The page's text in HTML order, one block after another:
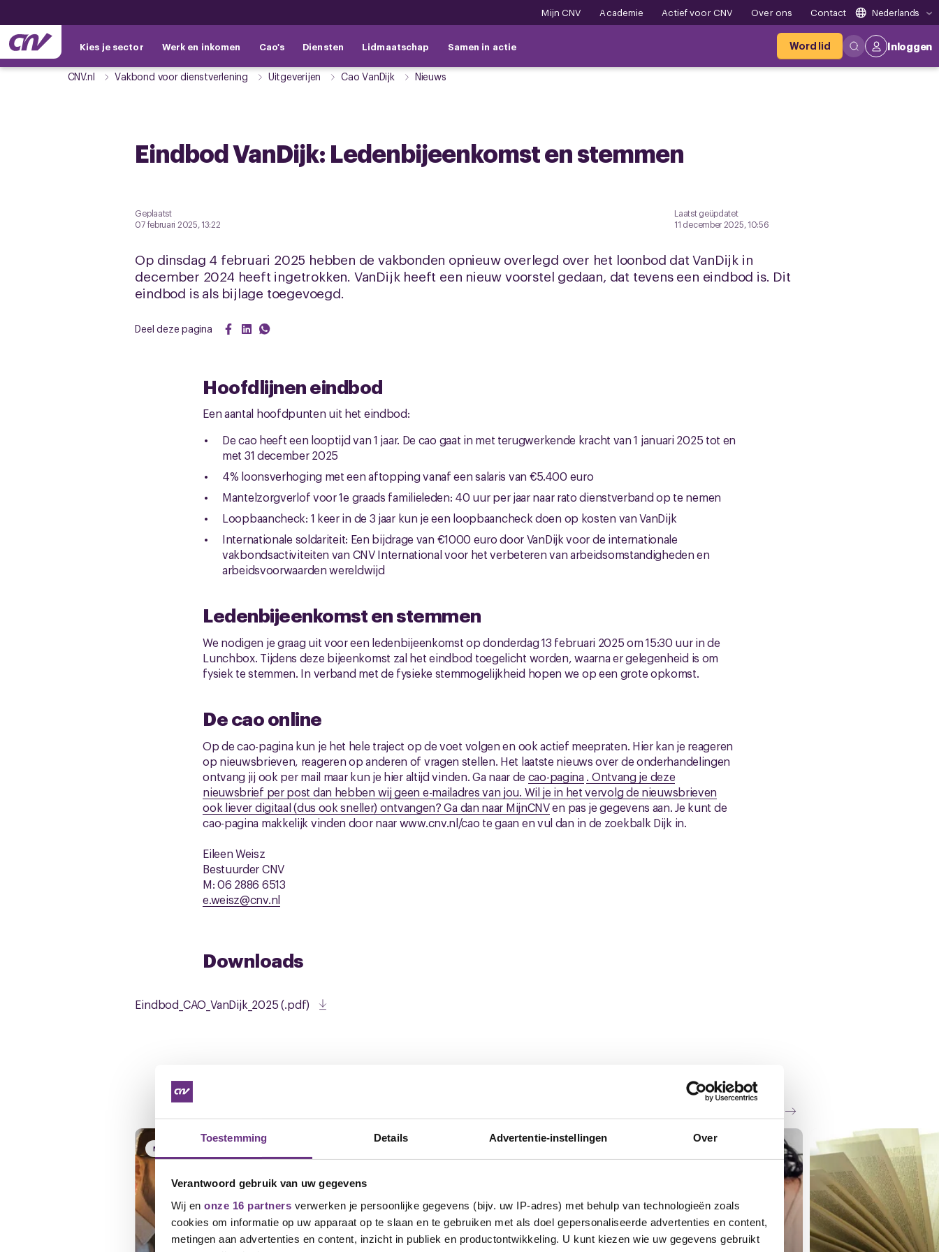
Toestemming Details Advertentie-instellingen Over
Verantwoord gebruik van uw gegevens
Wij en onze 16 partners verwerken je persoonlijke gegevens (bijv. uw IP-adres) met behulp van technologieën zoals
cookies om informatie op uw apparaat op te slaan en te gebruiken met als doel gepersonaliseerde advertenties en content,
metingen aan advertenties en content, inzicht in publiek en productontwikkeling. U kunt kiezen wie uw gegevens gebruikt
Mijn CNV Academie Actief voor CNV Over ons Contact Nederlands
Kies je sector Werk en inkomen Cao's Diensten Lidmaatschap Samen in actie Word lid Inloggen
CNV.nl Vakbond voor dienstverlening Uitgeverijen Cao VanDijk Nieuws
Eindbod VanDijk: Ledenbijeenkomst en stemmen
Geplaatst
07 februari 2025, 13:22
Laatst geüpdatet
11 december 2025, 10:56
Op dinsdag 4 februari 2025 hebben de vakbonden opnieuw overlegd over het loonbod dat VanDijk in
december 2024 heeft ingetrokken. VanDijk heeft een nieuw voorstel gedaan, dat tevens een eindbod is. Dit
eindbod is als bijlage toegevoegd.
Deel deze pagina
Hoofdlijnen eindbod
Een aantal hoofdpunten uit het eindbod:
De cao heeft een looptijd van 1 jaar. De cao gaat in met terugwerkende kracht van 1 januari 2025 tot en
met 31 december 2025
4% loonsverhoging met een aftopping vanaf een salaris van €5.400 euro
Mantelzorgverlof voor 1e graads familieleden: 40 uur per jaar naar rato dienstverband op te nemen
Loopbaancheck: 1 keer in de 3 jaar kun je een loopbaancheck doen op kosten van VanDijk
Internationale soldariteit: Een bijdrage van €1000 euro door VanDijk voor de internationale
vakbondsactiviteiten van CNV International voor het verbeteren van arbeidsomstandigheden en
arbeidsvoorwaarden wereldwijd
Ledenbijeenkomst en stemmen
We nodigen je graag uit voor een ledenbijeenkomst op donderdag 13 februari 2025 om 15:30 uur in de
Lunchbox. Tijdens deze bijeenkomst zal het eindbod toegelicht worden, waarna er gelegenheid is om
fysiek te stemmen. In verband met de fysieke stemmogelijkheid hopen we op een grote opkomst.
De cao online
Op de cao-pagina kun je het hele traject op de voet volgen en ook actief meepraten. Hier kan je reageren
op nieuwsbrieven, reageren op anderen of vragen stellen. Het laatste nieuws over de onderhandelingen
ontvang jij ook per mail maar kun je hier altijd vinden. Ga naar de cao-pagina . Ontvang je deze
nieuwsbrief per post dan hebben wij geen e-mailadres van jou. Wil je in het vervolg de nieuwsbrieven
ook liever digitaal (dus ook sneller) ontvangen? Ga dan naar MijnCNVen pas je gegevens aan. Je kunt de
cao-pagina makkelijk vinden door naar www.cnv.nl/cao te gaan en vul dan in de zoekbalk Dijk in.
Eileen Weisz
Bestuurder CNV
M: 06 2886 6513
e.weisz@cnv.nl
Downloads
Eindbod_CAO_VanDijk_2025 (.pdf)
NIEUWS